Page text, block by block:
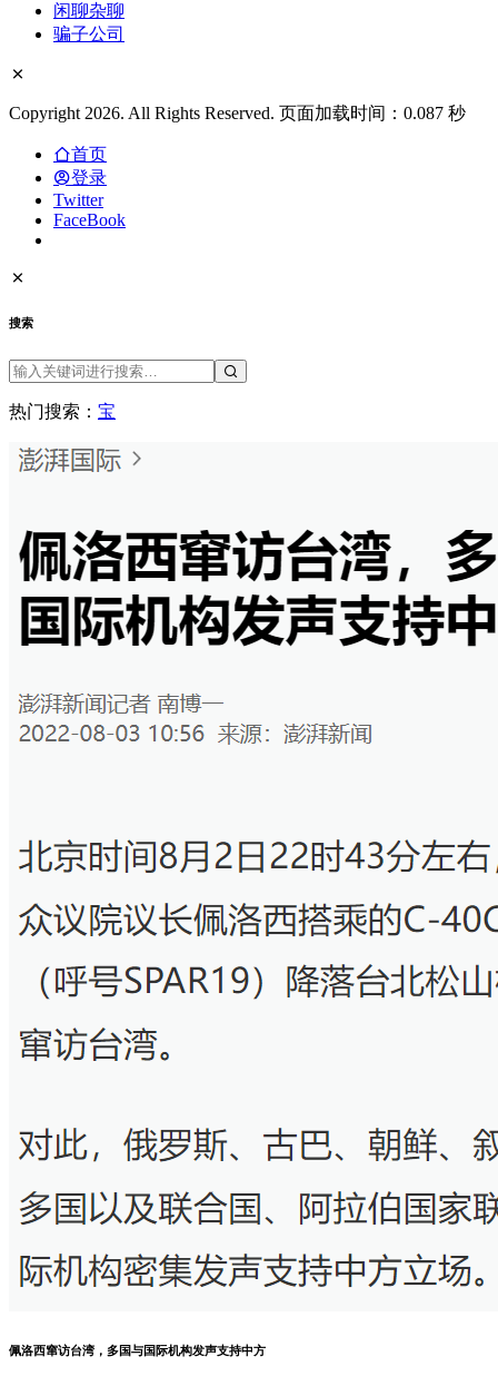
闲聊杂聊
骗子公司
Copyright 2026. All Rights Reserved. 页面加载时间：0.087 秒
首页
登录
Twitter
FaceBook
搜索
热门搜索： 宝
佩洛西窜访台湾，多国与国际机构发声支持中方